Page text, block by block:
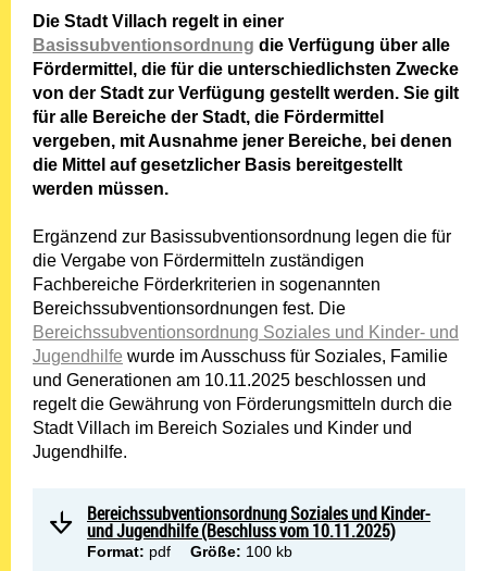
Die Stadt Villach regelt in einer
Basissubventionsordnung die Verfügung über alle
Fördermittel, die für die unterschiedlichsten Zwecke
von der Stadt zur Verfügung gestellt werden. Sie gilt
für alle Bereiche der Stadt, die Fördermittel
vergeben, mit Ausnahme jener Bereiche, bei denen
die Mittel auf gesetzlicher Basis bereitgestellt
werden müssen.
Ergänzend zur Basissubventionsordnung legen die für
die Vergabe von Fördermitteln zuständigen
Fachbereiche Förderkriterien in sogenannten
Bereichssubventionsordnungen fest. Die
Bereichssubventionsordnung Soziales und Kinder- und
Jugendhilfe wurde im Ausschuss für Soziales, Familie
und Generationen am 10.11.2025 beschlossen und
regelt die Gewährung von Förderungsmitteln durch die
Stadt Villach im Bereich Soziales und Kinder und
Jugendhilfe.
Bereichssubventionsordnung Soziales und Kinder-
und Jugendhilfe (Beschluss vom 10.11.2025)
Format: pdf Größe: 100 kb